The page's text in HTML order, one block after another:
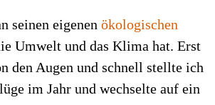
seinen eigenen ökologischen
Umwelt und das Klima hat. Erst
den Augen und schnell stellte ich
im Jahr und wechselte auf ein